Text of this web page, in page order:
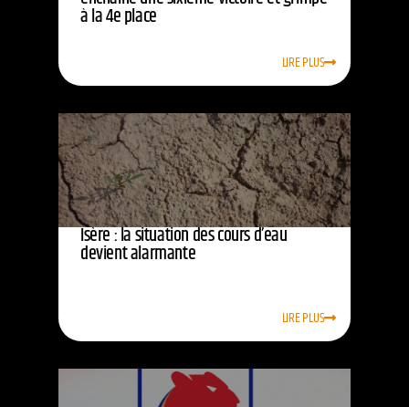
à la 4e place
LIRE PLUS
Isère : la situation des cours d’eau
devient alarmante
LIRE PLUS